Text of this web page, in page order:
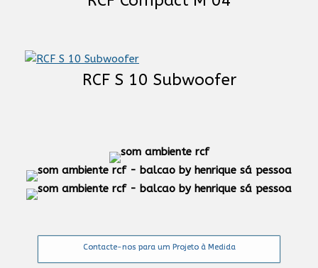
RCF S 10 Subwoofer
Contacte-nos para um Projeto à Medida